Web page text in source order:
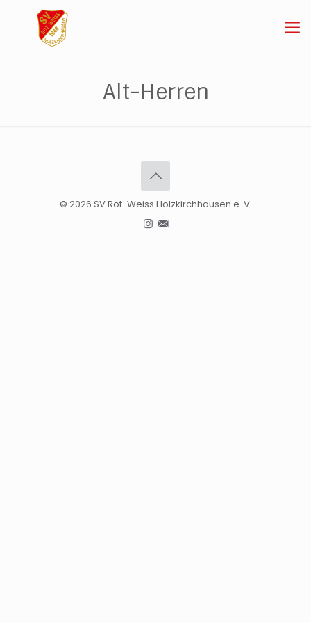
Alt-Herren
© 2026 SV Rot-Weiss Holzkirchhausen e. V.